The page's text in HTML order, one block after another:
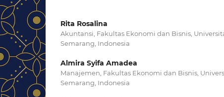
Rita Rosalina
Akuntansi, Fakultas Ekonomi dan Bisnis,
Semarang, Indonesia
Almira Syifa Amadea
Manajemen, Fakultas Ekonomi dan Bisnis,
Semarang, Indonesia